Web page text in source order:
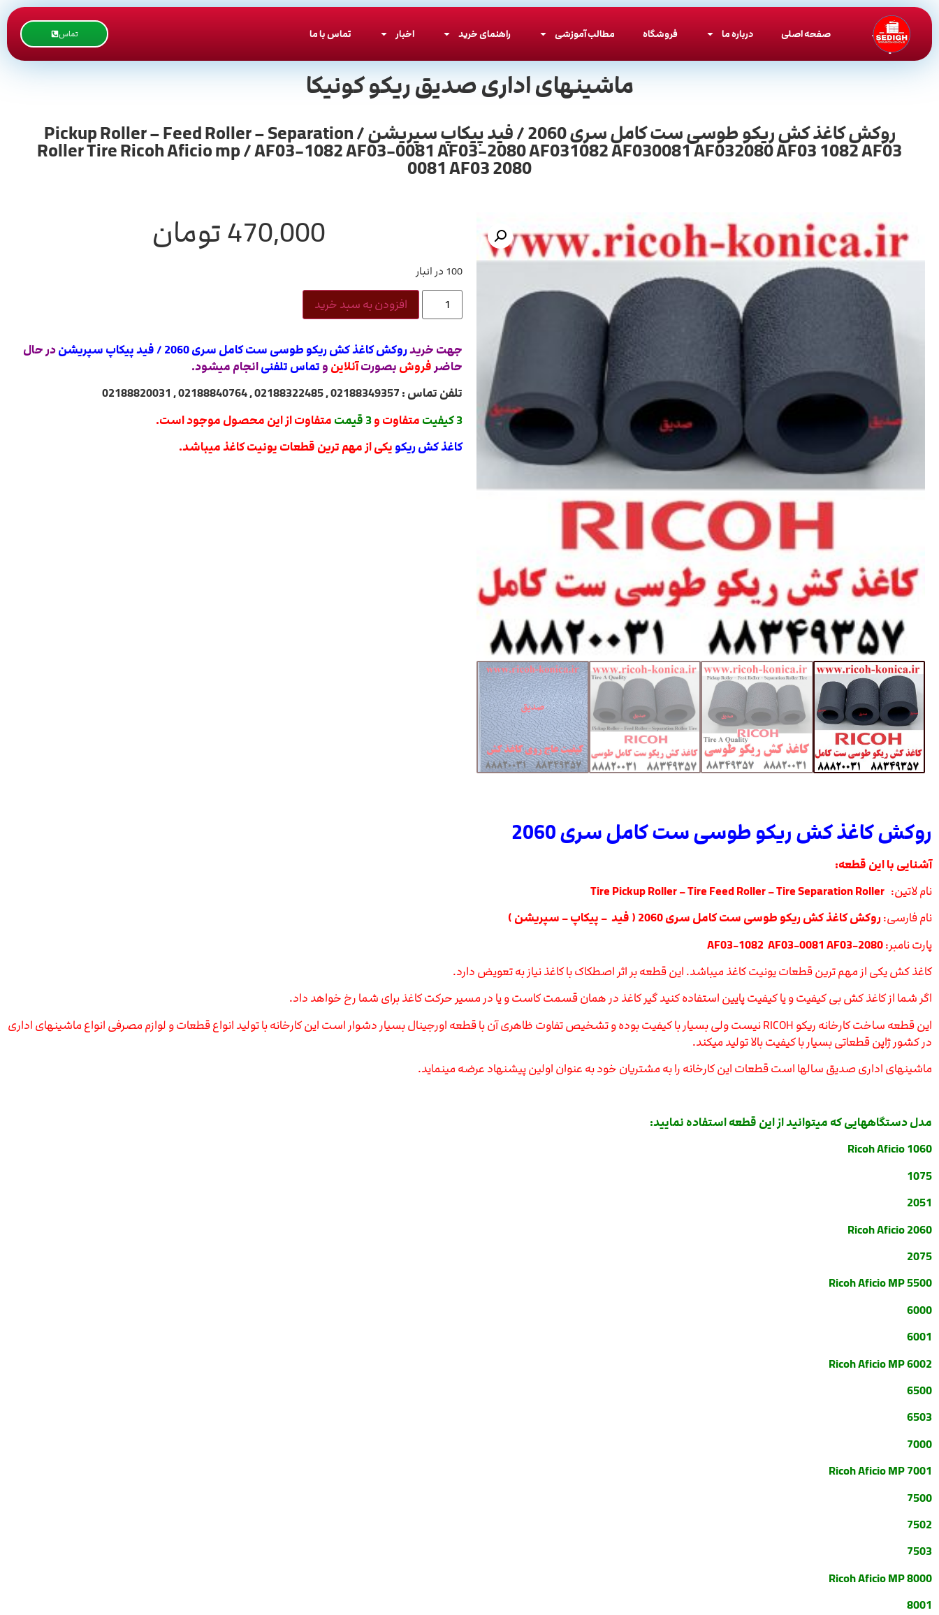
صفحه اصلی درباره ما فروشگاه مطالب آموزشی راهنمای خرید اخبار تماس با ما تماس
ماشینهای اداری صدیق ریکو کونیکا
روکش کاغذ کش ریکو طوسی ست کامل سری 2060 / فید پیکاپ سپریشن / Pickup Roller – Feed Roller – Separation
Roller Tire Ricoh Aficio mp / AF03-1082 AF03-0081 AF03-2080 AF031082 AF030081 AF032080 AF03 1082 AF03
0081 AF03 2080
470,000تومان
100 در انبار
افزودن به سبد خرید
جهت خریدروکش کاغذ کش ریکو طوسی ست کامل سری 2060 / فید پیکاپ سپریشن
در حال
حاضر فروش بصورتآنلاین و تماس تلفنیانجام میشود.
تلفن تماس : 02188349357 , 02188322485 , 02188840764 , 02188820031
3 کیفیت
متفاوت و3 قیمت
متفاوت از این محصول موجود است.
کاغذ کش ریکو یکی از مهم ترین قطعات یونیت کاغذ میباشد.
روکش کاغذ کش ریکو طوسی ست کامل سری 2060
آشنایی با این قطعه:
نام لاتین:
نام فارسی: روکش کاغذ کش ریکو طوسی ست کامل سری 2060 ( فید – پیکاپ – سپریشن )
پارت نامبر:
کاغذ کش یکی از مهم ترین قطعات یونیت کاغذ میباشد. این قطعه بر اثر اصطکاک با کاغذ نیاز به تعویض دارد.
اگر شما از کاغذ کش بی کیفیت و یا کیفیت پایین استفاده کنید گیر کاغذ در همان قسمت کاست و یا در مسیر حرکت کاغذ برای شما رخ خواهد داد.
این قطعه ساخت کارخانه ریکو RICOH نیست ولی بسیار با کیفیت بوده و تشخیص تفاوت ظاهری آن با قطعه اورجینال بسیار دشوار است این کارخانه با تولید انواع قطعات و لوازم مصرفی انواع ماشینهای اداری
در کشور ژاپن قطعاتی بسیار با کیفیت بالا تولید میکند.
ماشینهای اداری صدیق سالها است قطعات این کارخانه را به مشتریان خود به عنوان اولین پیشنهاد عرضه مینماید.
مدل دستگاههایی که میتوانید از این قطعه استفاده نمایید:
Ricoh Aficio 1060
1075
2051
Ricoh Aficio 2060
2075
Ricoh Aficio MP 5500
6000
6001
Ricoh Aficio MP 6002
6500
6503
7000
Ricoh Aficio MP 7001
7500
7502
7503
Ricoh Aficio MP 8000
8001